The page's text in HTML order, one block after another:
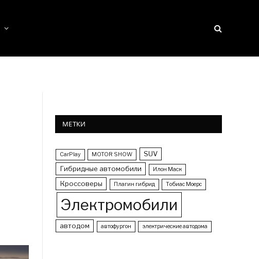
МЕТКИ
CarPlay MOTOR SHOW
SUV
Гибридные автомобили
Илон Маск
Кроссоверы Плагин гибрид Тобиас Моерс
Электромобили
автодом автофургон электрические автодома